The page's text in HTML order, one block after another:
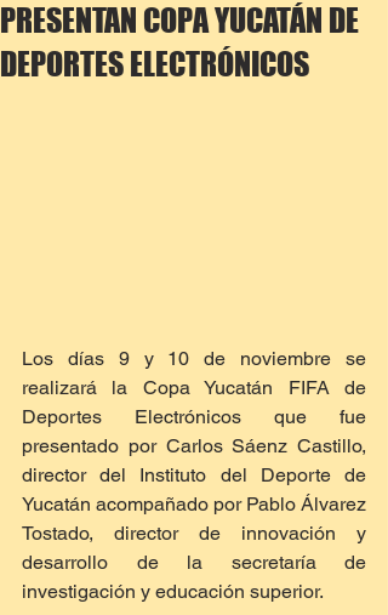
PRESENTAN COPA YUCATÁN DE
DEPORTES ELECTRÓNICOS
Los días 9 y 10 de noviembre se
realizará la Copa Yucatán FIFA de
Deportes Electrónicos que fue
presentado por Carlos Sáenz Castillo,
director del Instituto del Deporte de
Yucatán acompañado por Pablo Álvarez
Tostado, director de innovación y
desarrollo de la secretaría de
investigación y educación superior.